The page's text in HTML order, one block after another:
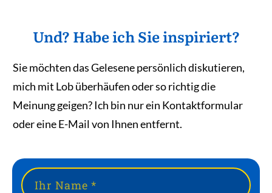
Und? Habe ich Sie inspiriert?
Sie möchten das Gelesene persönlich diskutieren,
mich mit Lob überhäufen oder so richtig die
Meinung geigen? Ich bin nur ein Kontaktformular
oder eine E-Mail von Ihnen entfernt.